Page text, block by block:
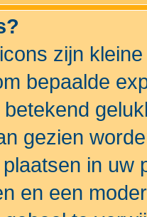
zijn
bepaalde
gezien
in uw
en een